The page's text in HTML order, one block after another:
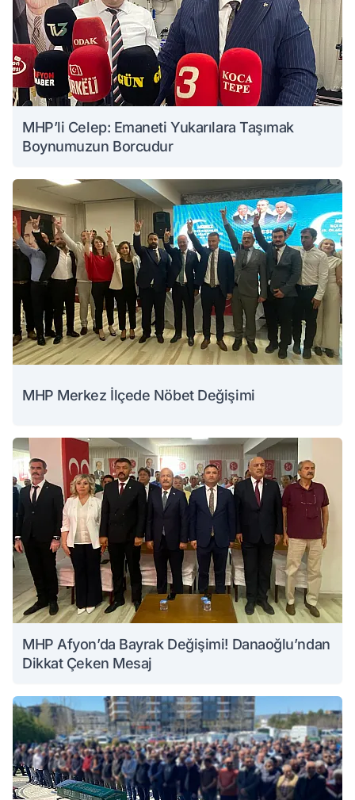
MHP’li Celep: Emaneti Yukarılara Taşımak
Boynumuzun Borcudur
MHP Merkez İlçede Nöbet Değişimi
MHP Afyon’da Bayrak Değişimi! Danaoğlu’ndan
Dikkat Çeken Mesaj